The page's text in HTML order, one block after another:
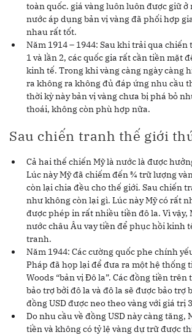
toàn quốc. giá vàng luôn luôn được giữ ở
nước áp dụng bản vị vàng đã phối hợp
nhau rất tốt.
Năm 1914 – 1944: Sau khi trải qua
1 và lần 2, các quốc gia rất cần tiền mặt
kinh tế. Trong khi vàng càng ngày càng
ra không ra không đủ đáp ứng nhu cầu
thời kỳ này bản vị vàng chưa bị phá bỏ
thoái, không còn phù hợp nữa.
Sau chiến tranh thế giới
Cả hai thế chiến Mỹ là nước là được
Lúc này Mỹ đã chiếm đến ¾ trữ lượng
còn lại chia đều cho thế giới. Sau chiến
như không còn lại gì. Lúc này Mỹ có rất
được phép in rất nhiều tiền đô la. Vì vậy,
nước châu Âu vay tiền để phục hồi kinh
tranh.
Năm 1944: Các cường quốc phe chính
Pháp đã họp lại để đưa ra một hệ thống
Woods “bản vị Đô la”. Các đồng tiền trên
bảo trợ bởi đô la và đô la sẽ được bảo trợ
đồng USD được neo theo vàng với giá trị
Do nhu cầu về đồng USD này càng tăng,
tiền và không có tỷ lệ vàng dự trữ được